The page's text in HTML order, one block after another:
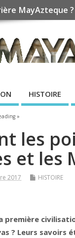
MayAzteque ?
HISTOIRE
»
les
et les
2017 HISTOIRE
première
? Leurs